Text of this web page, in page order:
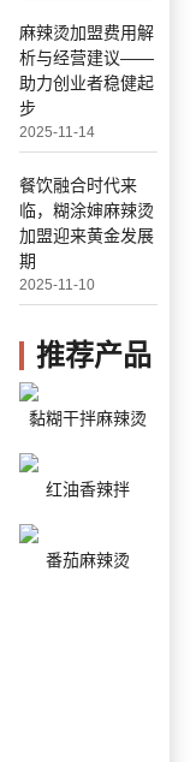
麻辣烫加盟费用解
析与经营建议——
助力创业者稳健起
步
2025-11-14
餐饮融合时代来
临，糊涂婶麻辣烫
加盟迎来黄金发展
期
2025-11-10
推荐产品
黏糊干拌麻辣烫
红油香辣拌
番茄麻辣烫